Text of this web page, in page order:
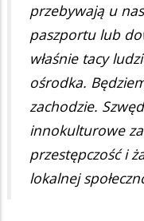
przebywają u
paszportu lub
właśnie tacy
ośrodka.
zachodzie.
innokulturowe
przestępczość i
lokalnej